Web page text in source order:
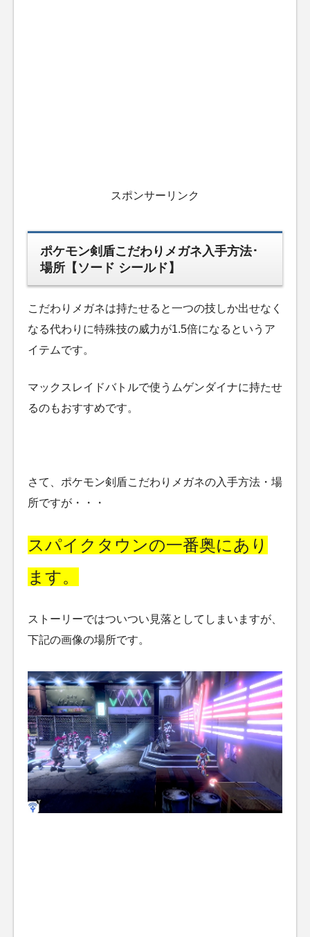
スポンサーリンク
ポケモン剣盾こだわりメガネ入手方法･
場所【ソード シールド】
こだわりメガネは持たせると一つの技しか出せなく
なる代わりに特殊技の威力が1.5倍になるというア
イテムです。
マックスレイドバトルで使うムゲンダイナに持たせ
るのもおすすめです。
さて、ポケモン剣盾こだわりメガネの入手方法・場
所ですが・・・
スパイクタウンの一番奥にあり
ます。
ストーリーではついつい見落としてしまいますが、
下記の画像の場所です。